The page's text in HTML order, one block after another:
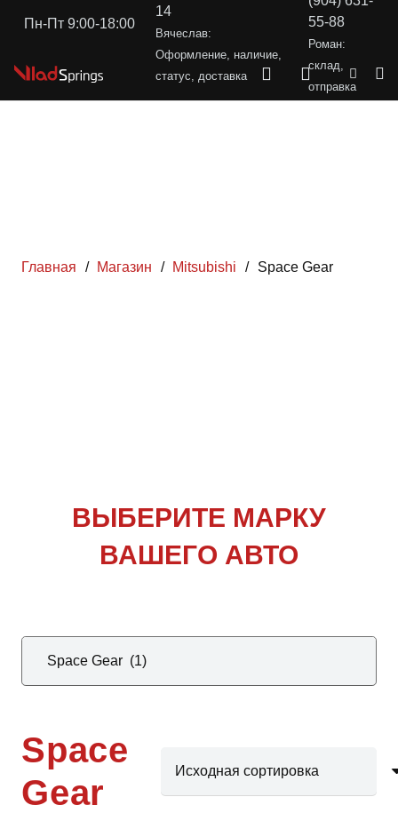
Пн-Пт 9:00-18:00
14
Вячеслав:
Оформление, наличие,
статус, доставка
55-88
Роман:
склад,
отправка
Главная / Магазин / Mitsubishi / Space Gear
ВЫБЕРИТЕ МАРКУ
ВАШЕГО АВТО
Space
Gear